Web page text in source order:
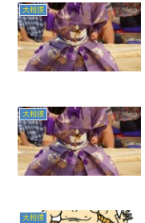
大相撲
大相撲
大相撲